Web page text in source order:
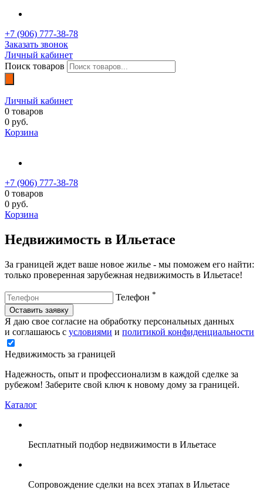
+7 (906) 777-38-78
Заказать звонок
Личный кабинет
Поиск товаров
Личный кабинет
0 товаров
0 руб.
Корзина
+7 (906) 777-38-78
0 товаров
0 руб.
Корзина
Недвижимость в Ильетасе
За границей ждет ваше новое жилье - мы поможем его найти:
только проверенная зарубежная недвижимость в Ильетасе!
Телефон *
Оставить заявку
Я даю свое согласие на обработку персональных данных
и соглашаюсь с условиями и политикой конфиденциальности
Недвижимость за границей
Надежность, опыт и профессионализм в каждой сделке за
рубежом! Заберите свой ключ к новому дому за границей.
Каталог
Бесплатный подбор недвижимости в Ильетасе
Сопровождение сделки на всех этапах в Ильетасе